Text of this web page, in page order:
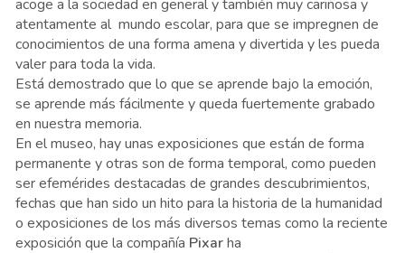
acoge a la sociedad en general y también muy cariñosa y
atentamente al mundo escolar, para que se impregnen de
conocimientos de una forma amena y divertida y les pueda
valer para toda la vida.
Está demostrado que lo que se aprende bajo la emoción,
se aprende más fácilmente y queda fuertemente grabado
en nuestra memoria.
En el museo, hay unas exposiciones que están de forma
permanente y otras son de forma temporal, como pueden
ser efemérides destacadas de grandes descubrimientos,
fechas que han sido un hito para la historia de la humanidad
o exposiciones de los más diversos temas como la reciente
exposición que la compañía Pixarha